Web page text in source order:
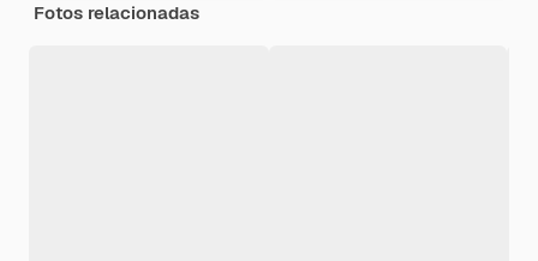
Fotos relacionadas